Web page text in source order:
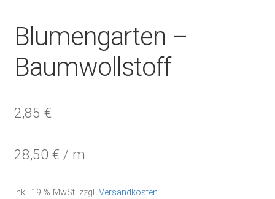
Blumengarten –
Baumwollstoff
2,85 €
28,50 € / m
inkl. 19 % MwSt. zzgl. Versandkosten